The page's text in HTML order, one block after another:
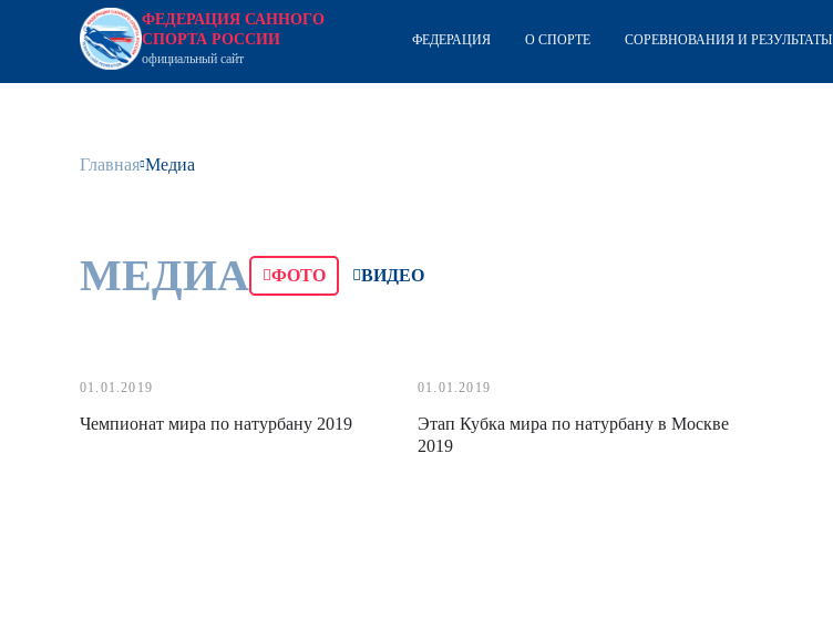
ФЕДЕРАЦИЯ САННОГО
СПОРТА РОССИИ
официальный сайт
ФЕДЕРАЦИЯ О СПОРТЕ СОРЕВНОВАНИЯ И РЕЗУЛЬТАТЫ
Главная Медиа
МЕДИА ФОТО ВИДЕО
01.01.2019
Чемпионат мира по натурбану 2019
01.01.2019
Этап Кубка мира по натурбану в Москве
2019